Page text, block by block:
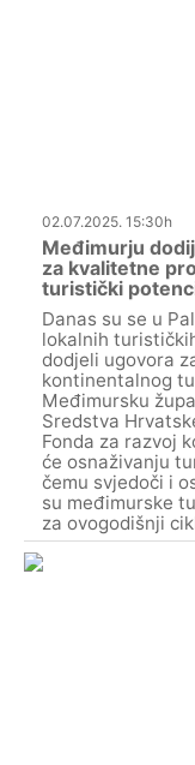
02.07.2025. 15:30h
Međimurju
za kvalitetne
turistički
Danas su se u
lokalnih
dodjeli ugovora
kontinentalnog
Međimursku
Sredstva
Fonda za razvoj
će osnaživanju
čemu svjedoči i
su međimurske
za ovogodišnji